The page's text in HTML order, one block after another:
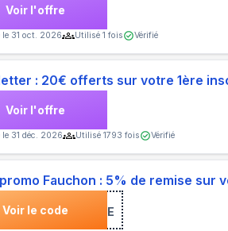
Voir l'offre
le 31 oct. 2026 Utilisé1 fois Vérifié
: 20€ offerts sur votre 1ère
Voir l'offre
le 31 déc. 2026 Utilisé1793 fois Vérifié
Fauchon : 5% de remise sur
Voir le code
***ISE-PASSIONNE